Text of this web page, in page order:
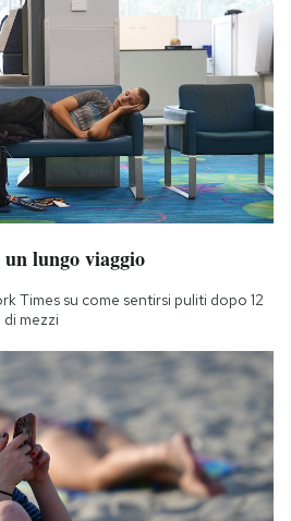
lungo viaggio
Times su come sentirsi puliti dopo 12
mezzi